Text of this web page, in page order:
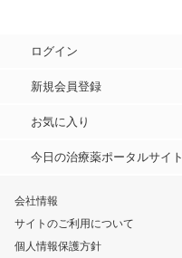
ログイン
新規会員登録
お気に入り
今日の治療薬ポータルサイト
会社情報
サイトのご利用について
個人情報保護方針